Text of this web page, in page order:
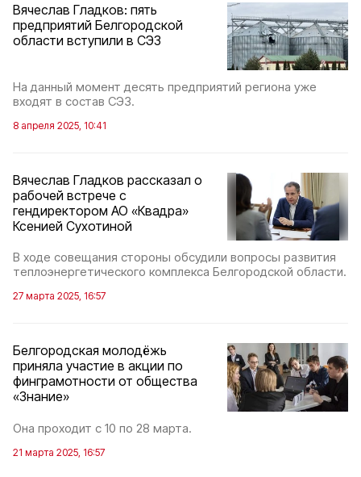
Вячеслав Гладков: пять
предприятий Белгородской
области вступили в СЭЗ
На данный момент десять предприятий региона уже
входят в состав СЭЗ.
8 апреля 2025, 10:41
Вячеслав Гладков рассказал о
рабочей встрече с
гендиректором АО «Квадра»
Ксенией Сухотиной
В ходе совещания стороны обсудили вопросы развития
теплоэнергетического комплекса Белгородской области.
27 марта 2025, 16:57
Белгородская молодёжь
приняла участие в акции по
финграмотности от общества
«Знание»
Она проходит с 10 по 28 марта.
21 марта 2025, 16:57